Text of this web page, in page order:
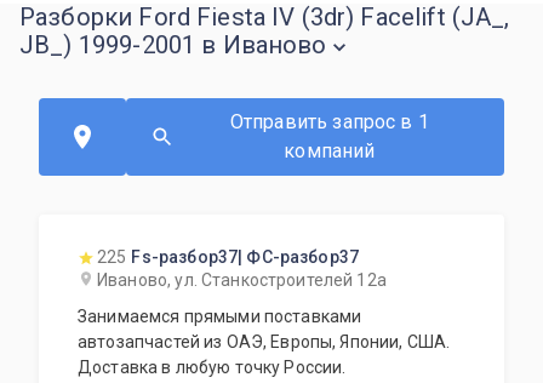
Разборки Ford Fiesta IV (3dr) Facelift (JA_,
JB_) 1999-2001 в Иваново
Отправить запрос в 1
компаний
225 Fs-разбор37| ФС-разбор37
Иваново, ул. Станкостроителей 12а
Занимаемся прямыми поставками
автозапчастей из ОАЭ, Европы, Японии, США.
Доставка в любую точку России.